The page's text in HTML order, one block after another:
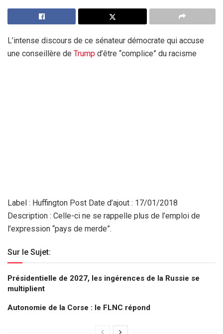
L’intense discours de ce sénateur démocrate qui accuse
une conseillère de Trump d’être “complice” du racisme
Label : Huffington Post Date d’ajout : 17/01/2018
Description : Celle-ci ne se rappelle plus de l’emploi de
l’expression “pays de merde”.
Sur le Sujet:
Présidentielle de 2027, les ingérences de la Russie se
multiplient
Autonomie de la Corse : le FLNC répond